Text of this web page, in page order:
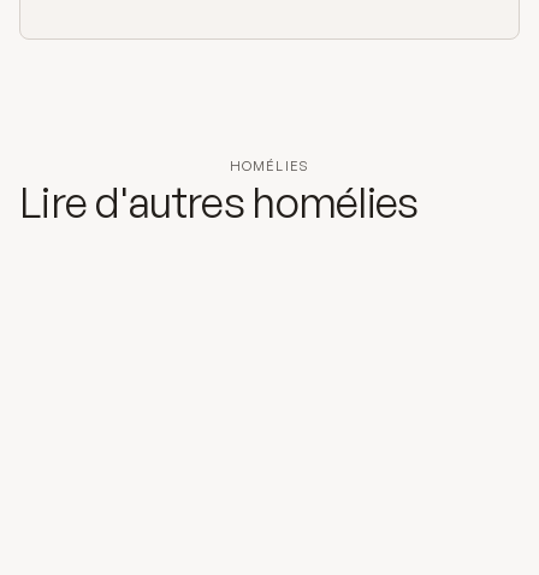
HOMÉLIES
Lire d'autres homélies